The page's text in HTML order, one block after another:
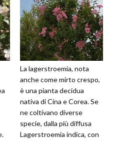
La lagerstroemia, nota
anche come mirto crespo,
è una pianta decidua
nativa di Cina e Corea. Se
ne coltivano diverse
specie, dalla più diffusa
Lagerstroemia indica, con